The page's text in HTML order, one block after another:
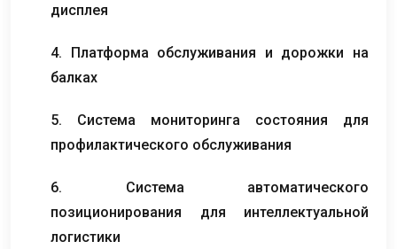
дисплея
4. Платформа обслуживания и дорожки на
балках
5. Система мониторинга состояния для
профилактического обслуживания
6. Система автоматического
позиционирования для интеллектуальной
логистики